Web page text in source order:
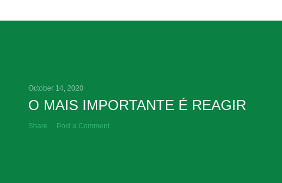
October 14, 2020
O MAIS IMPORTANTE É REAGIR
Share Post a Comment